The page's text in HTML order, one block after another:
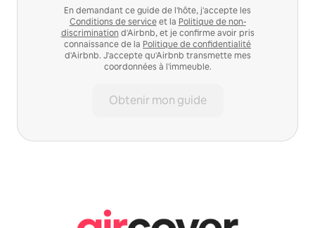
En demandant ce guide de l'hôte, j'accepte les
Conditions de serviceet la Politique de non-
discrimination d'Airbnb, et je confirme avoir pris
connaissance de la Politique de confidentialité
d'Airbnb. J'accepte qu'Airbnb transmette mes
coordonnées à l'immeuble.
Obtenir mon guide